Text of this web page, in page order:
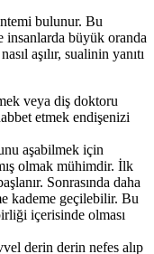
bulunur. Bu
büyük oranda
aşılır, sualinin yanıtı
veya diş doktoru
etmek endişenizi
aşabilmek için
olmak mühimdir. İlk
Sonrasında daha
kademe geçilebilir. Bu
içerisinde olması
derin derin nefes alıp